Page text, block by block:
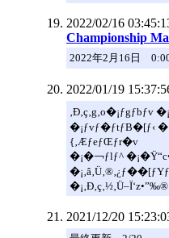
2022/02/16
Championship
2022年2月16日
2022/01/19
�¡ƒvƒ�ƒtƒB�[ƒ‹
{‚ÆƒeƒŒƒr�v
�¡�￢ƒlƒ^
2021/12/20